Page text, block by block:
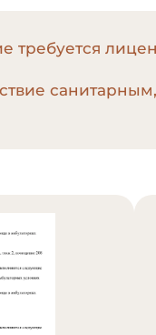
требуется